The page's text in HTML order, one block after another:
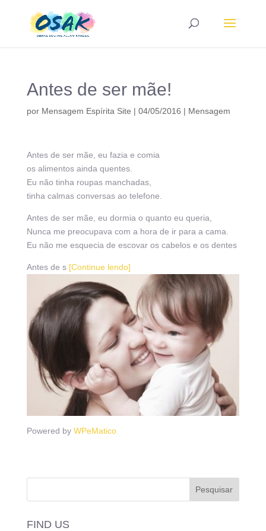
Antes de ser mãe!
por Mensagem Espírita Site | 04/05/2016 | Mensagem
Antes de ser mãe, eu fazia e comia
os alimentos ainda quentes.
Eu não tinha roupas manchadas,
tinha calmas conversas ao telefone.
Antes de ser mãe, eu dormia o quanto eu queria,
Nunca me preocupava com a hora de ir para a cama.
Eu não me esquecia de escovar os cabelos e os dentes
Antes de s [Continue lendo]
Powered by WPeMatico
FIND US